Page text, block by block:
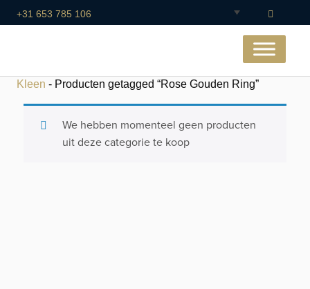
+31 653 785 106
Kleen - Producten getagged “Rose Gouden Ring”
We hebben momenteel geen producten
uit deze categorie te koop